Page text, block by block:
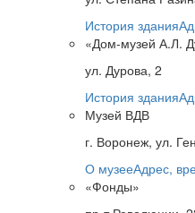
История здания
«Дом-музей А.Л.
ул. Дурова, 2
История здания
Музей ВДВ
г. Воронеж, ул.
О музееАдрес,
«Фонды»